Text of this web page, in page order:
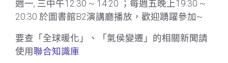
週一, 三中午12:30 ~ 14:20 ；每週五晚上19:30 ~
20:30 於圖書館B2演講廳播放，歡迎踴躍參加~
要查「全球暖化」、「氣侯變遷」的相關新聞請
使用聯合知識庫